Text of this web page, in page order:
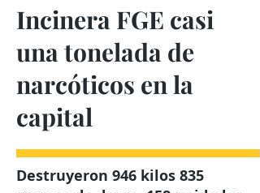
Incinera FGE casi
una tonelada de
narcóticos en la
capital
Destruyeron 946 kilos 835